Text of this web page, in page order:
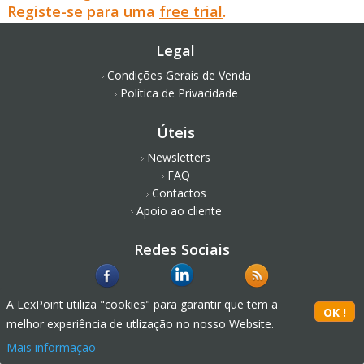
Registe-se para uma free trial.
Legal
Condições Gerais de Venda
Política de Privacidade
Úteis
Newsletters
FAQ
Contactos
Apoio ao cliente
Redes Sociais
A LexPoint utiliza "cookies" para garantir que tem a
melhor experiência de utlização no nosso Website.
Mais informação